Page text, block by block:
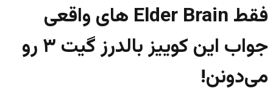
فقط Elder Brain های واقعی
جواب این کوییز بالدرز گیت ۳ رو
می‌دونن!